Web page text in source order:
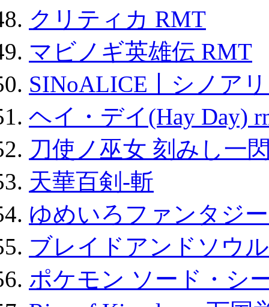
クリティカ RMT
マビノギ英雄伝 RMT
SINoALICE丨シノア
ヘイ・デイ(Hay Day)
刀使ノ巫女 刻みし一
天華百剣-斬
ゆめいろファンタジ
ブレイドアンドソウ
ポケモン ソード・シ